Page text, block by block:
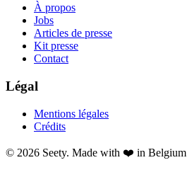
À propos
Jobs
Articles de presse
Kit presse
Contact
Légal
Mentions légales
Crédits
© 2026 Seety. Made with ❤️ in Belgium